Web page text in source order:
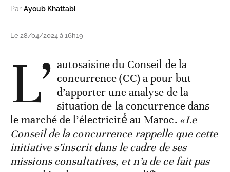
Par Ayoub Khattabi
Le 28/04/2024 à 16h19
L’ autosaisine du Conseil de la
concurrence (CC) a pour but
d’apporter une analyse de la
situation de la concurrence dans
le marché de l’électricité́ au Maroc. «Le
Conseil de la concurrence rappelle que cette
initiative s’inscrit dans le cadre de ses
missions consultatives, et n’a de ce fait pas